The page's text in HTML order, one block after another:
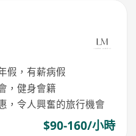
假，有薪病假
，健身會籍
，令人興奮的旅行機會
$90-160/小時